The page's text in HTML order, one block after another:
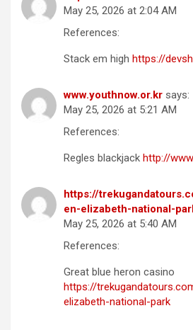
May 25, 2026 at 2:04 AM
References:
Stack em high https://
www.youthnow.or.kr says:
May 25, 2026 at 5:21 AM
References:
Regles blackjack http://
https://
en-elizabeth-national-
May 25, 2026 at 5:40 AM
References:
Great blue heron casino
https://
elizabeth-national-park